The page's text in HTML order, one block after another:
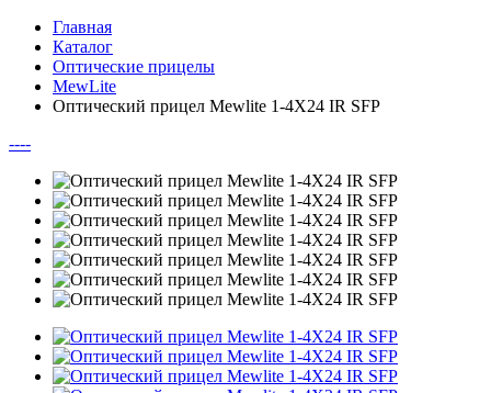
Главная
Каталог
Оптические прицелы
MewLite
Оптический прицел Mewlite 1-4X24 IR SFP
----